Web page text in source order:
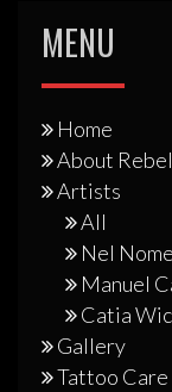
MENU
Home
About
Artists
All
Nel
Manuel
Catia
Gallery
Tattoo Care